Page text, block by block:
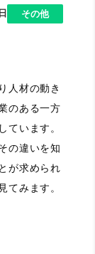
その他
人材の動き
のある一方
ています。
の違いを知
が求められ
てみます。